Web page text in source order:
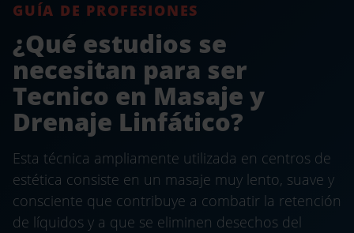
GUÍA DE PROFESIONES
¿Qué estudios se
necesitan para ser
Tecnico en Masaje y
Drenaje Linfático?
Esta técnica ampliamente utilizada en centros de
estética consiste en un masaje muy lento, suave y
consciente que contribuye a combatir la retención
de líquidos y a que se eliminen desechos del